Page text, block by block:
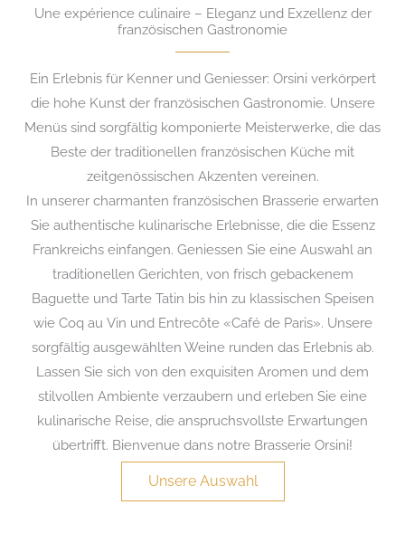
Une expérience culinaire – Eleganz und Exzellenz der
französischen Gastronomie
Ein Erlebnis für Kenner und Geniesser: Orsini verkörpert
die hohe Kunst der französischen Gastronomie. Unsere
Menüs sind sorgfältig komponierte Meisterwerke, die das
Beste der traditionellen französischen Küche mit
zeitgenössischen Akzenten vereinen.
In unserer charmanten französischen Brasserie erwarten
Sie authentische kulinarische Erlebnisse, die die Essenz
Frankreichs einfangen. Geniessen Sie eine Auswahl an
traditionellen Gerichten, von frisch gebackenem
Baguette und Tarte Tatin bis hin zu klassischen Speisen
wie Coq au Vin und Entrecôte «Café de Paris». Unsere
sorgfältig ausgewählten Weine runden das Erlebnis ab.
Lassen Sie sich von den exquisiten Aromen und dem
stilvollen Ambiente verzaubern und erleben Sie eine
kulinarische Reise, die anspruchsvollste Erwartungen
übertrifft. Bienvenue dans notre Brasserie Orsini!
Unsere Auswahl